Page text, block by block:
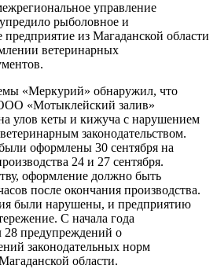
управление
рыболовное и
из Магаданской области
ветеринарных
«Меркурий» обнаружил, что
«Мотыклейский залив»
улов кеты и кижуча с нарушением
законодательством.
оформлены 30 сентября на
24 и 27 сентября.
оформление должно быть
после окончания производства.
были нарушены, и предприятию
С начала года
28 предупреждений о
законодательных норм
области.